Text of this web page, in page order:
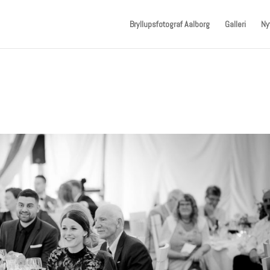
Bryllupsfotograf Aalborg Galleri